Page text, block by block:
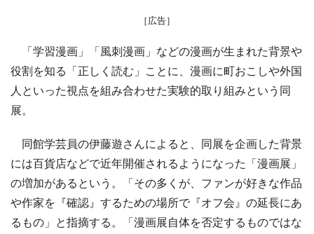
［広告］
「学習漫画」「風刺漫画」などの漫画が生まれた背景や
役割を知る「正しく読む」ことに、漫画に町おこしや外国
人といった視点を組み合わせた実験的取り組みという同
展。
同館学芸員の伊藤遊さんによると、同展を企画した背景
には百貨店などで近年開催されるようになった「漫画展」
の増加があるという。「その多くが、ファンが好きな作品
や作家を『確認』するための場所で『オフ会』の延長にあ
るもの」と指摘する。「漫画展自体を否定するものではな